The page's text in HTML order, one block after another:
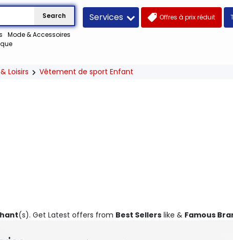
Search
Mode & Accessoires
Services Offres à prix réduit
Loisirs Vêtement de sport Enfant
(s). Get Latest offers from Best Sellers like & Famous